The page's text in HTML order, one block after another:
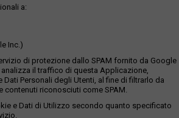
a:
Inc.)
di protezione dallo SPAM fornito da Google
il traffico di questa Applicazione,
Personali degli Utenti, al fine di filtrarlo da
contenuti riconosciuti come SPAM.
e Dati di Utilizzo secondo quanto specificato